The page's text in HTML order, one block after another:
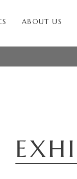
ABOUT US